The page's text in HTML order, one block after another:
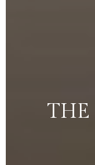
THE